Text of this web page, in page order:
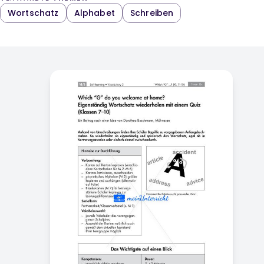
Wortschatz Alphabet Schreiben